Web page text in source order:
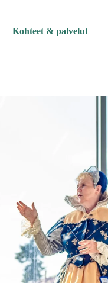
Kohteet & palvelut